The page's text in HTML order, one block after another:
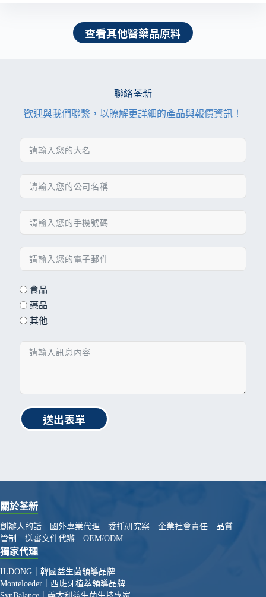
查看其他醫藥品原料
聯絡荃新
歡迎與我們聯繫，以瞭解更詳細的產品與報價資訊！
食品
藥品
其他
送出表單
關於荃新
創辦人的話 國外專業代理 委托研究案 企業社會責任
品質
管制
送審文件代辦 OEM/ODM
獨家代理
ILDONG｜韓國益生菌領導品牌
Monteloeder｜西班牙植萃領導品牌